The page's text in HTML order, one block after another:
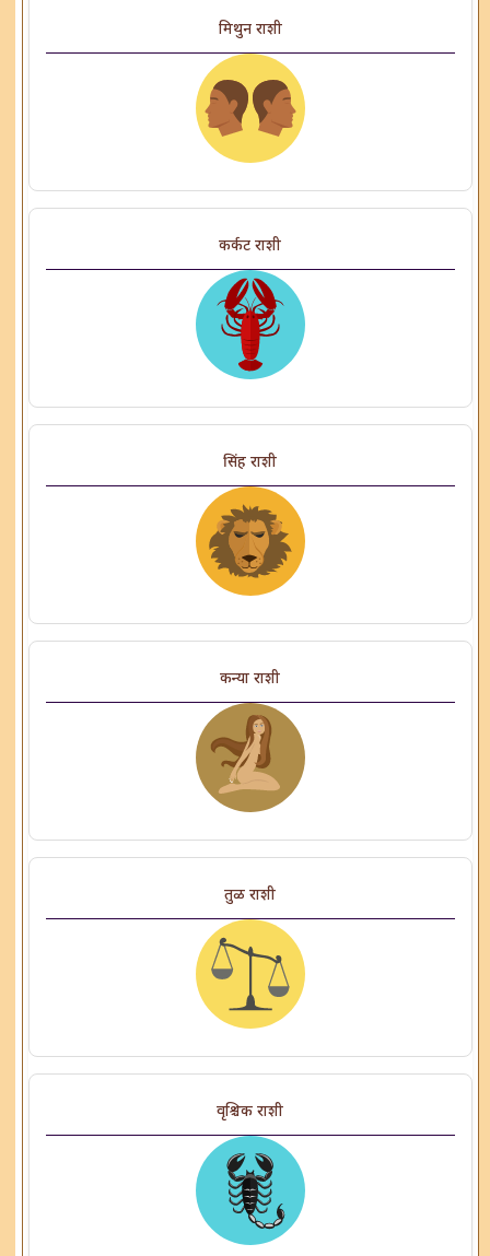
मिथुन राशी
कर्कट राशी
सिंह राशी
कन्या राशी
तुळ राशी
वृश्चिक राशी